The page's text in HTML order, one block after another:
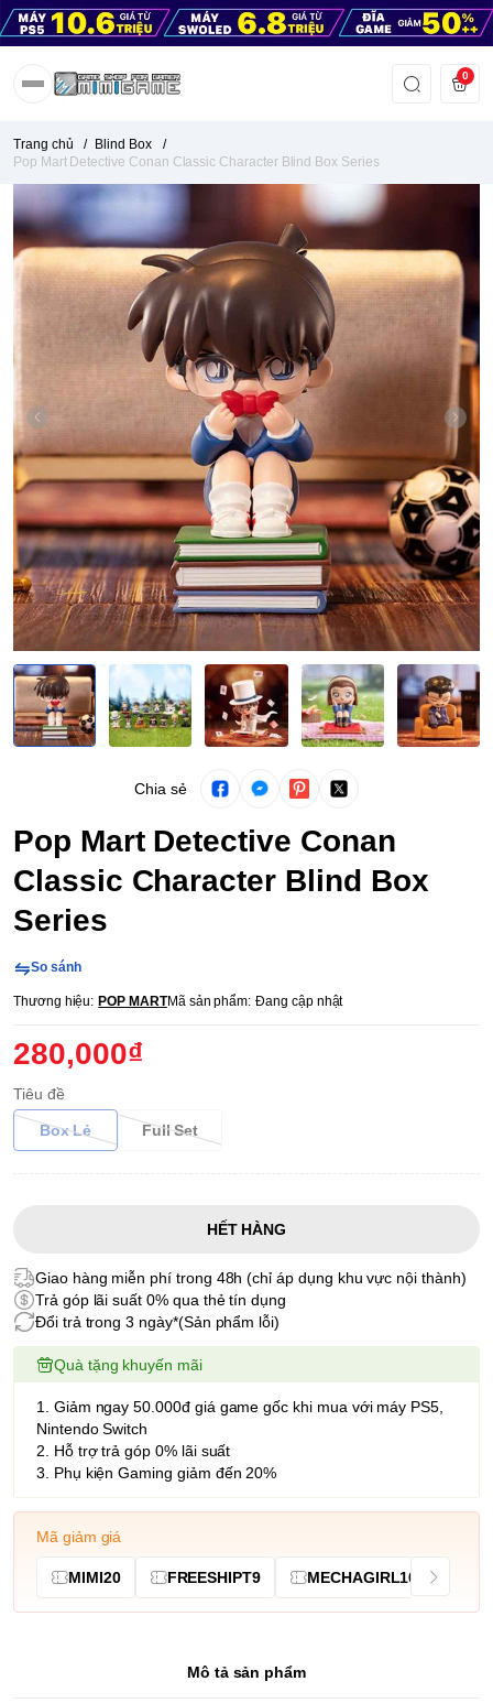
0
Trang chủ / Blind Box
/
Pop Mart Detective Conan Classic Character Blind Box Series
Chia sẻ
Pop Mart Detective Conan
Classic Character Blind Box
Series
So sánh
Thương hiệu: POP MARTMã sản phẩm: Đang cập nhật
280,000₫
Tiêu đề
Box Lẻ Full Set
HẾT HÀNG
Giao hàng miễn phí trong 48h (chỉ áp dụng khu vực nội thành)
Trả góp lãi suất 0% qua thẻ tín dụng
Đổi trả trong 3 ngày*(Sản phẩm lỗi)
Quà tặng khuyến mãi
1. Giảm ngay 50.000đ giá game gốc khi mua với máy PS5,
Nintendo Switch
2. Hỗ trợ trả góp 0% lãi suất
3. Phụ kiện Gaming giảm đến 20%
Mã giảm giá
MIMI20 FREESHIPT9 MECHAGIRL10
Mô tả sản phẩm